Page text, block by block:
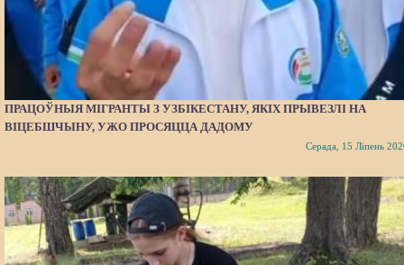
ПРАЦОЎНЫЯ МІГРАНТЫ З УЗБІКЕСТАНУ, ЯКІХ ПРЫВЕЗЛІ НА
ВІЦЕБШЧЫНУ, УЖО ПРОСЯЦЦА ДАДОМУ
Серада, 15 Ліпень